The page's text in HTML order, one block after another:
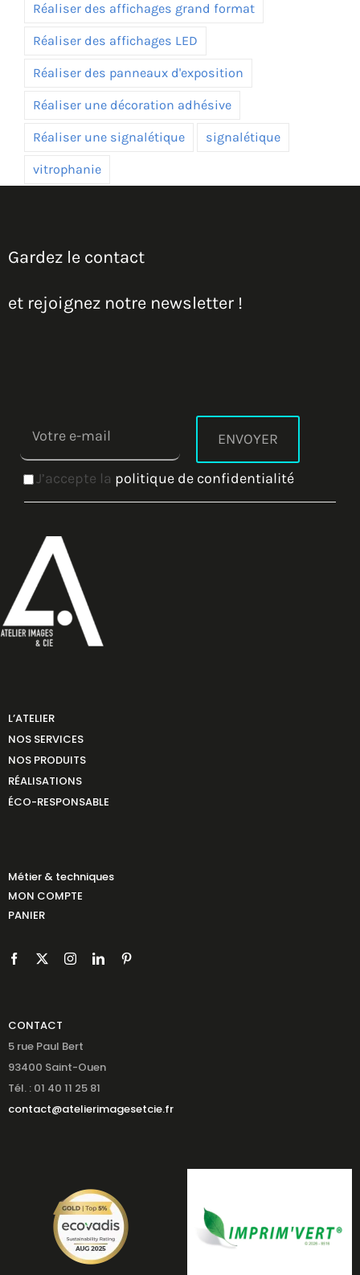
Réaliser des affichages grand format
Réaliser des affichages LED
Réaliser des panneaux d'exposition
Réaliser une décoration adhésive
Réaliser une signalétique signalétique
vitrophanie
Gardez le contact
et rejoignez notre newsletter !
J’accepte la politique de confidentialité
L’ATELIER
NOS SERVICES
NOS PRODUITS
RÉALISATIONS
ÉCO-RESPONSABLE
Métier & techniques
MON COMPTE
PANIER
CONTACT
5 rue Paul Bert
93400 Saint-Ouen
Tél. : 01 40 11 25 81
contact@atelierimagesetcie.fr